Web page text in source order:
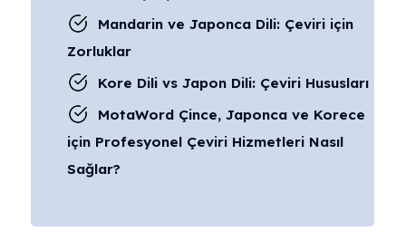
Mandarin ve Japonca Dili: Çeviri için
Zorluklar
Kore Dili vs Japon Dili: Çeviri Hususları
MotaWord Çince, Japonca ve Korece
için Profesyonel Çeviri Hizmetleri Nasıl
Sağlar?